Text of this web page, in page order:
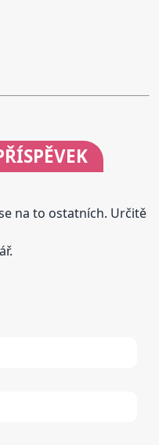
na to ostatních. Určitě